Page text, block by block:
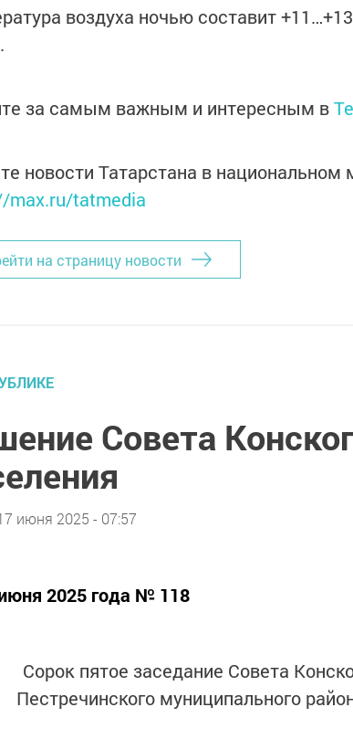
воздуха ночью составит
за самым важным и интересным в
новости Татарстана в
max.ru/tatmedia
на страницу новости
Совета
июня 2025 - 07:57
2025 года № 118
Сорок пятое заседание Совета
Пестречинского муниципального